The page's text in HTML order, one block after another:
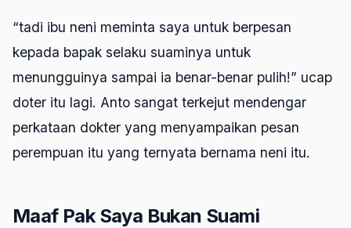
“tadi ibu neni meminta saya untuk berpesan
kepada bapak selaku suaminya untuk
menungguinya sampai ia benar-benar pulih!” ucap
doter itu lagi. Anto sangat terkejut mendengar
perkataan dokter yang menyampaikan pesan
perempuan itu yang ternyata bernama neni itu.
Maaf Pak Saya Bukan Suami